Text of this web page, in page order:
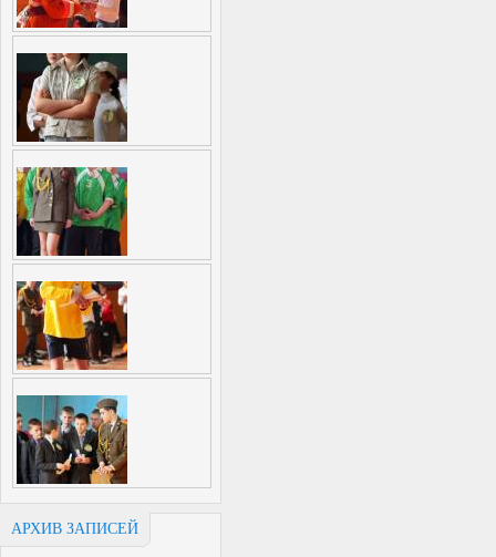
АРХИВ ЗАПИСЕЙ